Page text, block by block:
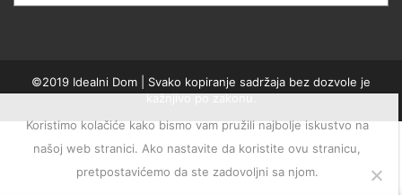
©2019 Idealni Dom | Svako kopiranje sadržaja bez dozvole je
kažnjivo po zakonu.
Koristimo kolačiće kako bismo vam pružili najbolje iskustvo na
našoj web stranici. Ako nastavite da koristite ovu stranicu,
pretpostavićemo da ste zadovoljni sa njom.